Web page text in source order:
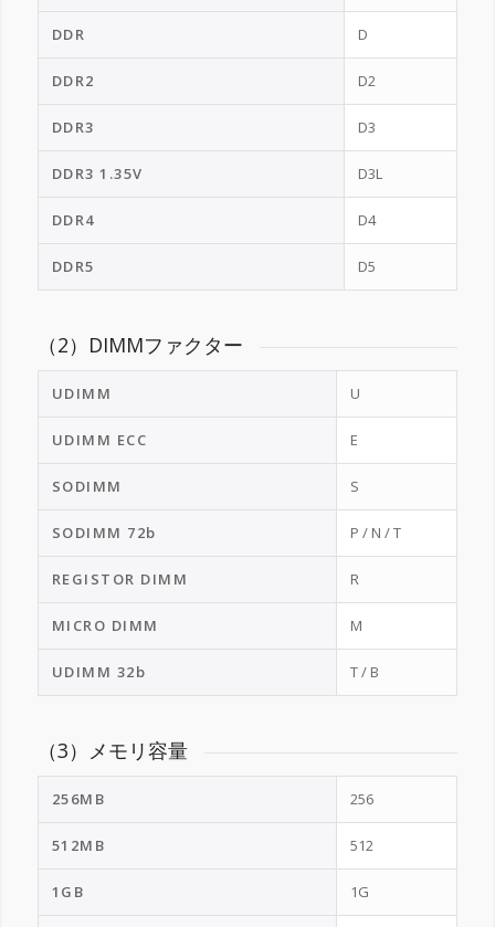
DDR D
DDR2 D2
DDR3 D3
DDR3 1.35V D3L
DDR4 D4
DDR5 D5
（2）DIMMファクター
UDIMM U
UDIMM ECC E
SODIMM S
SODIMM 72b P / N / T
REGISTOR DIMM R
MICRO DIMM M
UDIMM 32b T / B
（3）メモリ容量
256MB 256
512MB 512
1GB 1G